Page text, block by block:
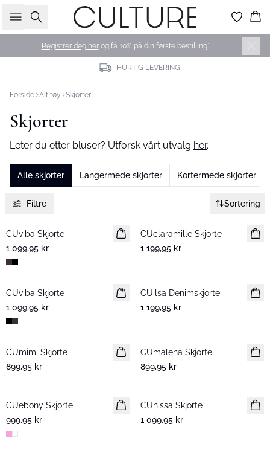
Søk
Registrer deg herog få 10% på din første bestilling*
HURTIG LEVERING
Forside Alt tøy Skjorter
Skjorter
Leter du etter bluser? Utforsk vårt utvalg her.
Alle skjorter Langermede skjorter Kortermede skjorter
Filtre Sortering
Nyhet
CUviba Skjorte
1 099,95 kr
Nyhet
CUclaramille Skjorte
1 199,95 kr
Nyhet
CUviba Skjorte
1 099,95 kr
Nyhet
CUilsa Denimskjorte
1 199,95 kr
Nyhet
CUmimi Skjorte
899,95 kr
Nyhet
CUmalena Skjorte
899,95 kr
Nyhet
CUebony Skjorte
999,95 kr
Nyhet
CUnissa Skjorte
1 099,95 kr